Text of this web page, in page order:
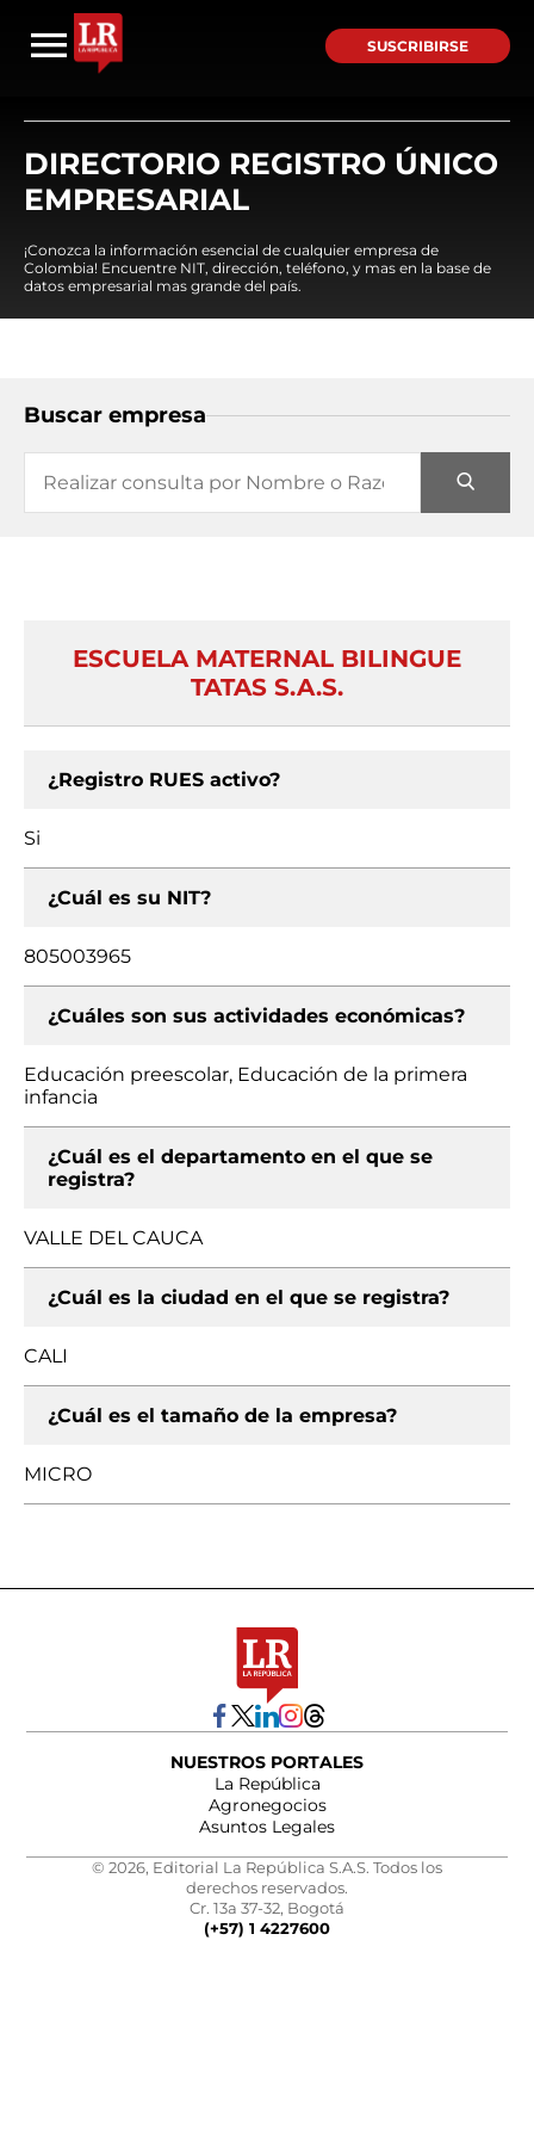
SUSCRIBIRSE
DIRECTORIO REGISTRO ÚNICO
EMPRESARIAL
¡Conozca la información esencial de cualquier empresa de
Colombia! Encuentre NIT, dirección, teléfono, y mas en la base de
datos empresarial mas grande del país.
Buscar empresa
ESCUELA MATERNAL BILINGUE
TATAS S.A.S.
¿Registro RUES activo?
Si
¿Cuál es su NIT?
805003965
¿Cuáles son sus actividades económicas?
Educación preescolar, Educación de la primera
infancia
¿Cuál es el departamento en el que se
registra?
VALLE DEL CAUCA
¿Cuál es la ciudad en el que se registra?
CALI
¿Cuál es el tamaño de la empresa?
MICRO
NUESTROS PORTALES
La República
Agronegocios
Asuntos Legales
© 2026, Editorial La República S.A.S. Todos los
derechos reservados.
Cr. 13a 37-32, Bogotá
(+57) 1 4227600